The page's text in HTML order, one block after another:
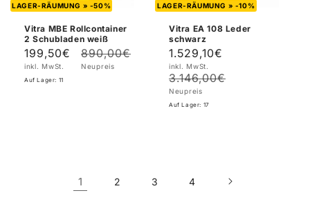
LAGER-RÄUMUNG » -50%
Vitra MBE Rollcontainer
2 Schubladen weiß
Verkaufspreis
199,50€
inkl. MwSt.
Normaler
Preis
890,00€
Neupreis
Auf Lager: 11
LAGER-RÄUMUNG » -10%
Vitra EA 108 Leder
schwarz
Verkaufspreis
1.529,10€
inkl. MwSt.
3.146,00€
Neupreis
Auf Lager: 17
1 2 3 4